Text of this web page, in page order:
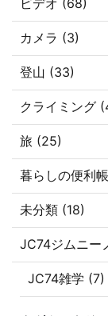
カメラ (3)
登山 (33)
クライミング
旅 (25)
暮らしの便利
未分類 (18)
JC74ジムニー
JC74雑学 (7)